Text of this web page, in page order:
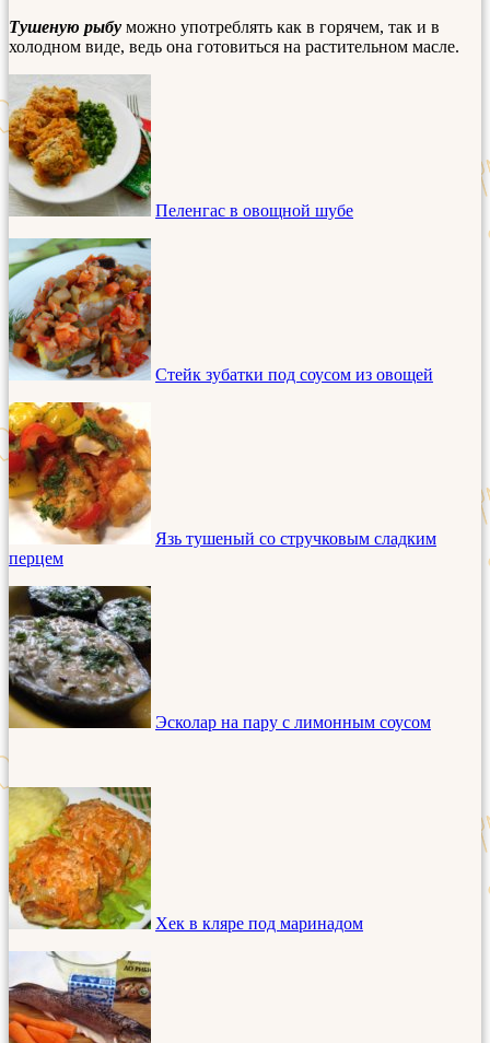
Тушеную рыбу можно употреблять как в горячем, так и в
холодном виде, ведь она готовиться на растительном масле.
Пеленгас в овощной шубе
Стейк зубатки под соусом из овощей
Язь тушеный со стручковым сладким
перцем
Эсколар на пару с лимонным соусом
Хек в кляре под маринадом